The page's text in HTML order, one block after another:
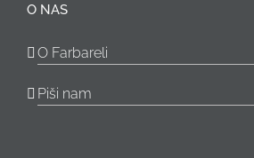
O NAS
O Farbareli
Piši nam